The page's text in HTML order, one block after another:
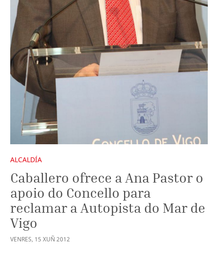
ALCALDÍA
Caballero ofrece a Ana Pastor o
apoio do Concello para
reclamar a Autopista do Mar de
Vigo
VENRES, 15 XUÑ 2012